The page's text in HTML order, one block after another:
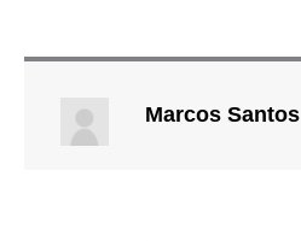
Marcos Santos